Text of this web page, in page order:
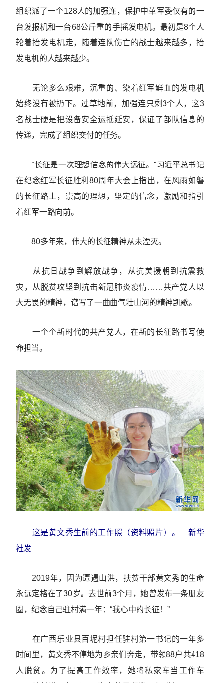
组织派了一个128人的加强连，保护中革军委仅有的一
台发报机和一台68公斤重的手摇发电机。最初是8个人
轮着抬发电机走，随着连队伤亡的战士越来越多，抬
发电机的人越来越少。
无论多么艰难，沉重的、染着红军鲜血的发电机
始终没有被扔下。过草地前，加强连只剩3个人，这3
名战士硬是把设备安全运抵延安，保证了部队信息的
传递，完成了组织交付的任务。
“长征是一次理想信念的伟大远征。”习近平总书记
在纪念红军长征胜利80周年大会上指出，在风雨如磐
的长征路上，崇高的理想，坚定的信念，激励和指引
着红军一路向前。
80多年来，伟大的长征精神从未湮灭。
从抗日战争到解放战争，从抗美援朝到抗震救
灾，从脱贫攻坚到抗击新冠肺炎疫情……共产党人以
大无畏的精神，谱写了一曲曲气壮山河的精神凯歌。
一个个新时代的共产党人，在新的长征路书写使
命担当。
这是黄文秀生前的工作照（资料照片）。 新华
社发
2019年，因为遭遇山洪，扶贫干部黄文秀的生命
永远定格在了30岁。去世前3个月，她曾发布一条朋友
圈，纪念自己驻村满一年：“我心中的长征！”
在广西乐业县百坭村担任驻村第一书记的一年多
时间里，黄文秀不停地为乡亲们奔走，带领88户共418
人脱贫。为了提高工作效率，她将私家车当工作车